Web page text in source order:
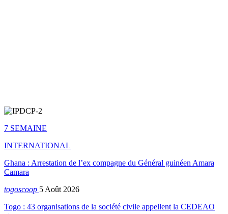
7 SEMAINE
INTERNATIONAL
Ghana : Arrestation de l’ex compagne du Général guinéen Amara
Camara
togoscoop 5 Août 2026
Togo : 43 organisations de la société civile appellent la CEDEAO